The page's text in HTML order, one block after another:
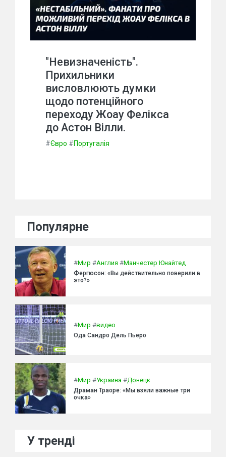
"Невизначеність".
Прихильники
висловлюють думки
щодо потенційного
переходу Жоау Фелікса
до Астон Вілли.
#Євро #Португалія
Популярне
#Мир #Англия #Манчестер Юнайтед
Фергюсон: «Вы действительно поверили в
это?»
#Мир #видео
Ода Сандро Дель Пьеро
#Мир #Украина #Донецк
Драман Траоре: «Мы взяли важные три
очка»
У тренді